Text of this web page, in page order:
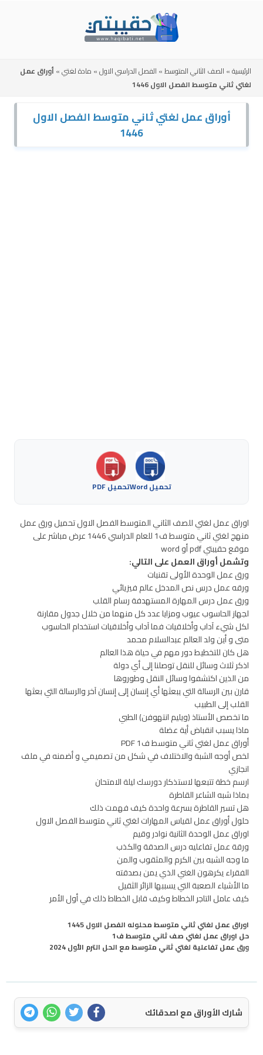
الرئيسية» الصف الثاني المتوسط» الفصل الدراسي الاول» مادة لغتي»أوراق عمل
لغتي ثاني متوسط الفصل الاول 1446
أوراق عمل لغتي ثاني متوسط الفصل الاول
1446
تحميل Word تحميل PDF
اوراق عمل لغتي للصف الثاني المتوسط الفصل الاول تحميل ورق عمل
منهج لغتي ثاني متوسط ف1 للعام الدراسي 1446 عرض مباشر على
موقع حقيبتي pdf أو word
وتشمل أوراق العمل على التالي:
ورق عمل الوحدة الأولى تقنيات
ورقه عمل درس نص المدخل عالم فيزيائي
ورق عمل درس المهارة المستهدفة رسام القلب
لجهاز الحاسوب عيوب ومزايا عدد كل منهما من خلال جدول مقارنة
لكل شيء آداب وأخلاقيات فما آداب وأخلاقيات استخدام الحاسوب
متى و أين ولد العالم عبدالسلام محمد
هل كان للتخطيط دور مهم في حياة هذا العالم
اذكر ثلاث وسائل للنقل توصلنا إلى أي دولة
من الذين اكتشفوا وسائل النقل وطوروها
قارن بين الرسالة التي يبعثها أي إنسان إلى إنسان آخر والرسالة التي بعثها
القلب إلى الطبيب
ما تخصص الأستاذ (ويليم انتهوفن) الطبي
ماذا يسبب انقباض أية عضلة
أوراق عمل لغتي ثاني متوسط ف1 PDF
لخص أوجه الشبة والاختلاف في شكل من تصميمي و أضمنه في ملف
انجازي
ارسم خطة تتبعها لاستذكار دورسك ليلة الامتحان
بماذا شبه الشاعر القاطرة
هل تسير القاطرة بسرعة واحدة كيف فهمت ذلك
حلول أوراق عمل لقياس المهارات لغتي ثاني متوسط الفصل الاول
اوراق عمل الوحدة الثانية نوادر وقيم
ورقة عمل تفاعليه درس الصدقة والكذب
ما وجه الشبه بين الكرم والمثقوب والمن
الفقراء يكرهون الغني الذي يمن بصدقته
ما الأشياء الصعبة التي يسببها الزائر الثقيل
كيف عامل التاجر الخطاط وكيف قابل الخطاط ذلك في أول الأمر
اوراق عمل لغتي ثاني متوسط محلوله الفصل الاول 1445
حل اوراق عمل لغتي صف ثاني متوسط ف1
ورق عمل تفاعلية لغتي ثاني متوسط مع الحل الترم الأول 2024
شارك الأوراق مع اصدقائك